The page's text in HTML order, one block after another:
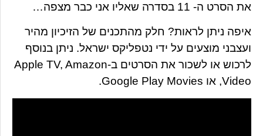
את הסרט ה- 11 בסדרה שאליו אני כבר מצפה…
איפה ניתן לראות? חלק מהתכנים של הזיכיון מהיר
ועצבני מוצעים על ידי נטפליקס ישראל. ניתן בנוסף
לרכוש או לשכור את הסרטים ב-Apple TV, Amazon
Video, או Google Play Movies.